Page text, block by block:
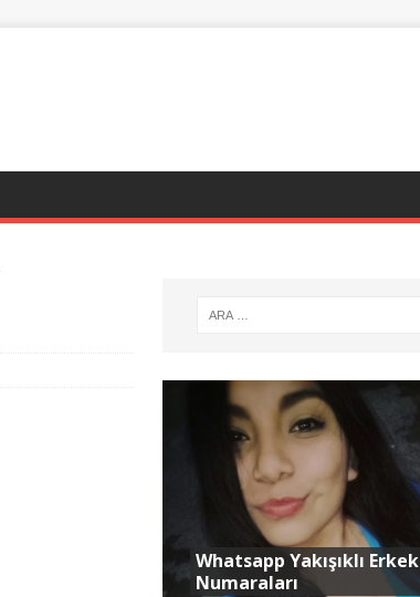
Whatsapp Yakışıklı Erkek
Numaraları